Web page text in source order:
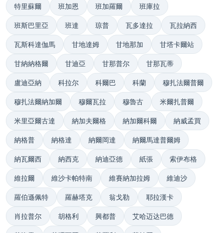
特里蘇爾 班加恩 班加羅爾 班庫拉
班斯巴里亞 班達 琼普 瓦多達拉 瓦拉納西
瓦斯科達伽馬 甘地達姆 甘地那加 甘塔卡爾站
甘納納格爾 甘迪亞 甘那普尔 甘那瓦蒂
盧迪亞納 科拉尔 科爾巴 科蘭 穆扎法爾普爾
穆扎法爾納加爾 穆爾瓦拉 穆魯古 米爾扎普爾
米里亞爾古達 納加夫爾格 納加爾科爾 納威孟買
納格普 納格達 納爾岡達 納爾馬達普爾姆
納瓦爾西 納西克 納迪亞德 紙張 索伊布格
維拉爾 維沙卡帕特南 維賽納加拉姆 維迪沙
羅伯遜佩特 羅赫塔克 翁戈勒 耶拉漢卡
肖拉普尔 胡格利 興都普 艾哈迈达巴德